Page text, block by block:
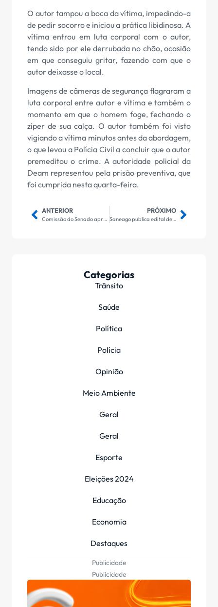
O autor tampou a boca da vítima, impedindo-a
de pedir socorro e iniciou a prática libidinosa. A
vítima entrou em luta corporal com o autor,
tendo sido por ele derrubada no chão, ocasião
em que conseguiu gritar, fazendo com que o
autor deixasse o local.
Imagens de câmeras de segurança flagraram a
luta corporal entre autor e vítima e também o
momento em que o homem foge, fechando o
zíper de sua calça. O autor também foi visto
vigiando a vítima minutos antes da abordagem,
o que levou a Polícia Civil a concluir que o autor
premeditou o crime. A autoridade policial da
Deam representou pela prisão preventiva, que
foi cumprida nesta quarta-feira.
ANTERIOR
Comissão do Senado aprova texto da reforma do ensino médio
PRÓXIMO
Saneago publica edital de novo processo seletivo simplificado
Categorias
Trãnsito
Saúde
Política
Polícia
Opinião
Meio Ambiente
Geral
Geral
Esporte
Eleições 2024
Educação
Economia
Destaques
Publicidade
Publicidade